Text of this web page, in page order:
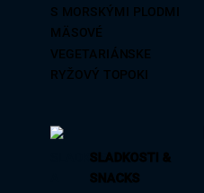
S MORSKÝMI PLODMI
MÄSOVÉ
VEGETARIÁNSKE
RYŽOVÝ TOPOKI
SLADKOSTI &
SNACKS